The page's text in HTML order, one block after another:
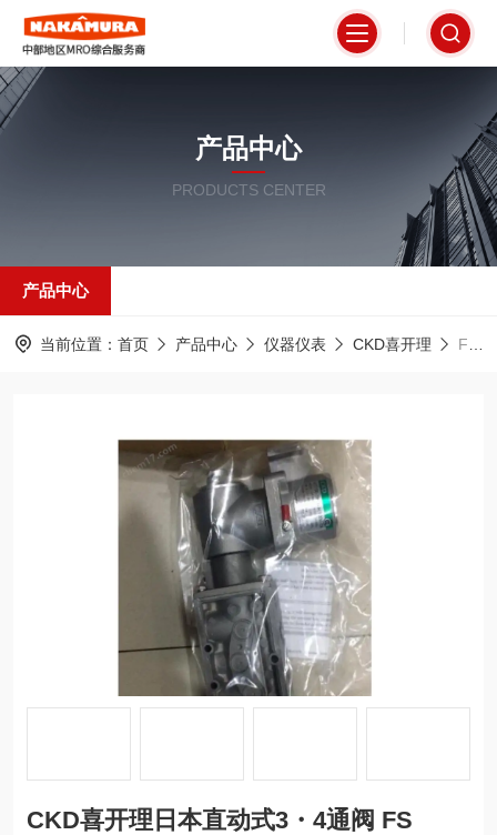
产品中心
PRODUCTS CENTER
产品中心
当前位置： 首页 产品中心 仪器仪表 CKD喜开理 FS 型CKD喜开理日本直动式3・4通阀 FS
CKD喜开理日本直动式3・4通阀 FS